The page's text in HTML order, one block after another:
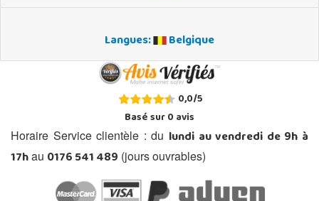
Langues: Belgique
0,0/5
Basé sur0avis
Horaire Service clientèle : du lundi au vendredi de 9h à
17hau 0176 541 489 (jours ouvrables)